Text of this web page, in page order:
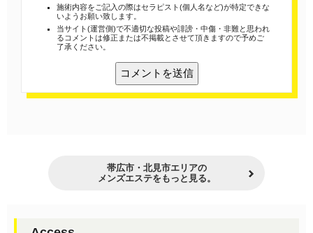
施術内容をご記入の際はセラピスト(個人名など)が特定できな
いようお願い致します。
当サイト(運営側)で不適切な投稿や誹謗・中傷・非難と思われ
るコメントは修正または不掲載とさせて頂きますので予めご
了承ください。
帯広市・北見市エリアの
メンズエステをもっと見る。